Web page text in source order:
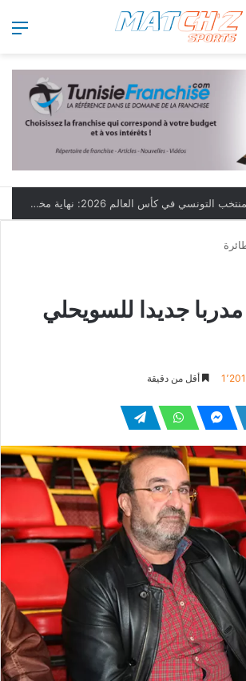
حصاد مشاركة المنتخب التونسي في كأس العالم 2026: نهاية مخيبة وطموحات مؤجلة
جديدا للسويحلي
1٬201 أقل من دقيقة